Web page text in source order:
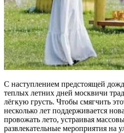
С наступлением предстоящей
теплых летних дней москвичи
лёгкую грусть. Чтобы смягчить
несколько лет поддерживается
провожать лето, устраивая
развлекательные мероприятия на